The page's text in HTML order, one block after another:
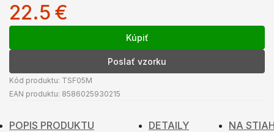
22.5 €
Kúpiť
Poslať vzorku
Kód produktu: TSF05M
EAN produktu: 8586025930215
POPIS PRODUKTU
DETAILY NA